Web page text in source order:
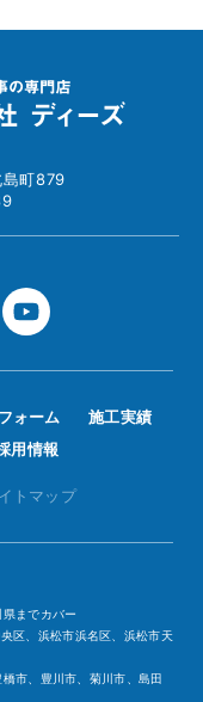
町879
ォーム
施工実績
用情報
トマップ
までカバー
区、浜松市浜名区、浜松市天
市、豊川市、菊川市、島田